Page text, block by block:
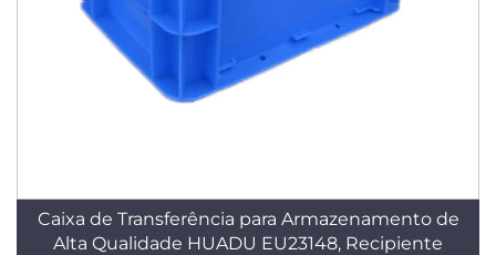
Caixa de Transferência para Armazenamento de
Alta Qualidade HUADU EU23148, Recipiente